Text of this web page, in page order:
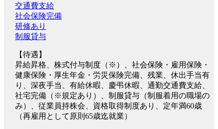
交通費支給
社会保険完備
研修あり
制服貸与
【待遇】
昇給昇格、株式付与制度（※）、社会保険・雇用保険・
健康保険・厚生年金・労災保険完備、残業、休出手当有
り、深夜手当、有給休暇、慶弔休暇、通勤交通費支給、
社宅完備（※規定あり）、制服貸与（制服着用の職場の
み）、従業員持株会、資格取得制度あり、定年満60歳
（再雇用として原則65歳迄就業）